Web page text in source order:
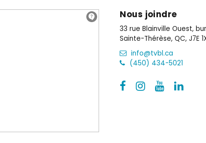
Nous joindre
33 rue Blainville Ouest,
Sainte-Thérèse, QC, J7E
info@tvbl.ca
(450) 434-5021